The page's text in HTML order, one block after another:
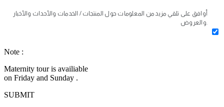
أوافق على تلقي مزيد من المعلومات حول المنتجات / الخدمات والأحداث والأخبار
Note :
Maternity tour is availiable
on Friday and Sunday .
SUBMIT